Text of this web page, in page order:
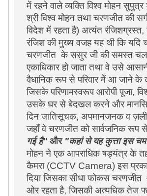
में रहने वाले व्यक्ति विश्व मोहन
श्री विश्व मोहन तथा चरणजीत की
विदेश में रहता है) अत्यंत रंजिशग्रस्त,
रंजिश की मुख्य वजह यह थी कि यदि
चरणजीत के ससुर जी की समस्त चल-
एकाधिकार हो जाता तथा वे उसे
वैधानिक रूप से परिवार में आ जाने के
जिसके परिणामस्वरूप आरोपी पूजा,
उसके घर से बेदखल करने और
दिन जातिसूचक, अपमानजनक व
जहाँ वे चरणजीत को सार्वजनिक रूप
गई है" और "कहां से यह कुत्ता इस
मोहन ने एक आपराधिक षड्यंत्र के
कैमरा (CCTV Camera) इस
दिया जिसका सीधा फोकस
ओर रहता है, जिसकी अत्यधिक तेज